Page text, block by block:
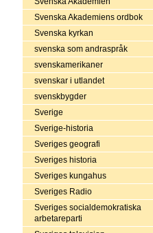
Svenska Akademiens ordbok
Svenska kyrkan
svenska som andraspråk
svenskamerikaner
svenskar i utlandet
svenskbygder
Sverige
Sverige-historia
Sveriges geografi
Sveriges historia
Sveriges kungahus
Sveriges Radio
Sveriges socialdemokratiska
arbetareparti